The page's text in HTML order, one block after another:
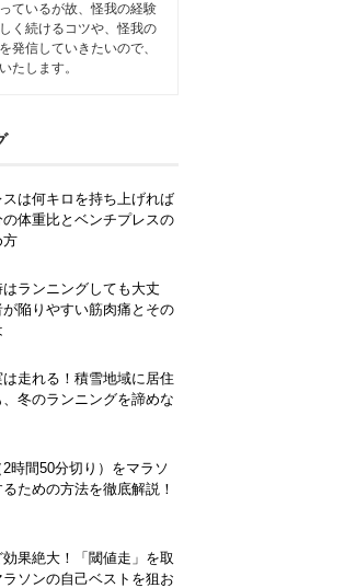
ているが故、怪我の経験
く続けるコツや、怪我の
発信していきたいので、
たします。
は何キロを持ち上げれば
の体重比とベンチプレスの
方
ランニングしても大丈
が陥りやすい筋肉痛とその
走れる！積雪地域に居住
、冬のランニングを諦めな
時間50分切り）をマラソ
ための方法を徹底解説！
効果絶大！「閾値走」を取
ラソンの自己ベストを狙お